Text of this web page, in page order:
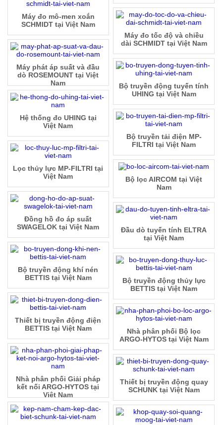
Máy đo mô-men xoắn
SCHMIDT tại Việt Nam
Máy đo tốc độ và chiều
dài SCHMIDT tại Việt Nam
Máy phát áp suất và đầu
dò ROSEMOUNT tại Việt
Nam
Bộ truyền động tuyến tính
UHING tại Việt Nam
Hệ thống đo UHING tại
Việt Nam
Bộ truyền tải điện MP-
FILTRI tại Việt Nam
Lọc thủy lực MP-FILTRI tại
Việt Nam
Bộ lọc AIRCOM tại Việt
Nam
Đồng hồ đo áp suất
SWAGELOK tại Việt Nam
Đầu dò tuyến tính ELTRA
tại Việt Nam
Bộ truyền động khí nén
BETTIS tại Việt Nam
Bộ truyền động thủy lực
BETTIS tại Việt Nam
Thiết bị truyền động điện
BETTIS tại Việt Nam
Nhà phân phối Bộ lọc
ARGO-HYTOS tại Việt Nam
Nhà phân phối Giải pháp
kết nối ARGO-HYTOS tại
Việt Nam
Thiết bị truyền động quay
SCHUNK tại Việt Nam